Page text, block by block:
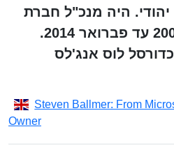
היה מנכ"ל חברת
מיקרוסופט מינואר 2000 עד פברואר 2014.
לוס אנג'לס
Steven Ballmer: From
Owner